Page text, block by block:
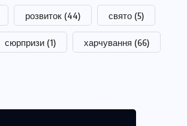
розвиток (44) свято (5)
сюрпризи (1) харчування (66)